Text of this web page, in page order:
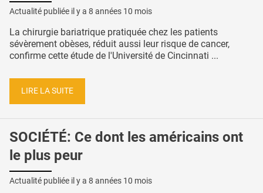
Actualité publiée il y a 8 années 10 mois
La chirurgie bariatrique pratiquée chez les patients
sévèrement obèses, réduit aussi leur risque de cancer,
confirme cette étude de l'Université de Cincinnati ...
LIRE LA SUITE
SOCIÉTÉ: Ce dont les américains ont
le plus peur
Actualité publiée il y a 8 années 10 mois